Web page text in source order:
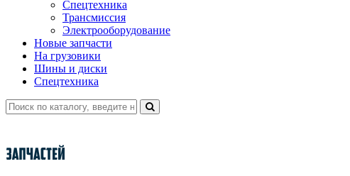
Спецтехника
Трансмиссия
Электрооборудование
Новые запчасти
На грузовики
Шины и диски
Спецтехника